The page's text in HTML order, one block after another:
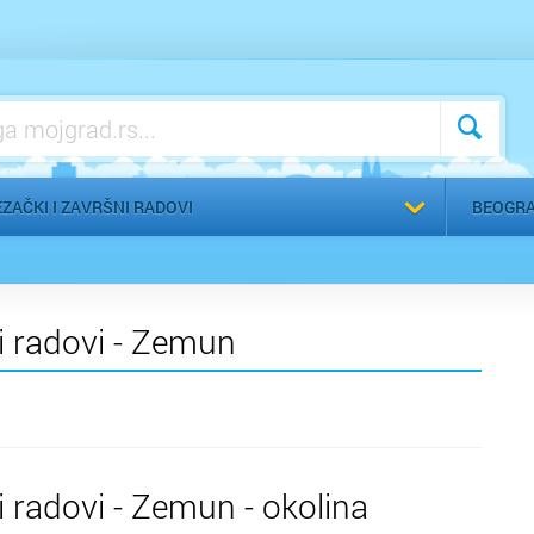
I ZAVRŠNI RADOVI
Zaštita životne sredine
Izaberite
- Zemun
- Zemun - okolina